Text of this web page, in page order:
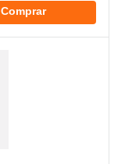
Comprar